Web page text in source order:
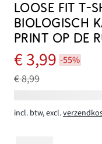
LOOSE FIT T-
BIOLOGISCH
PRINT OP DE
€ 3,99 -55%
€ 8,99
incl. btw, excl.